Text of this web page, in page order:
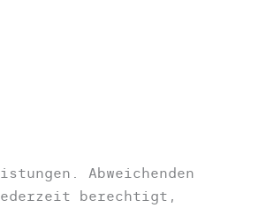
Abweichenden
berechtigt,